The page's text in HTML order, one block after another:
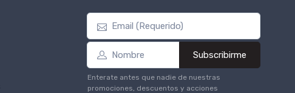
Subscribirme
Enterate antes que nadie de nuestras
promociones, descuentos y acciones